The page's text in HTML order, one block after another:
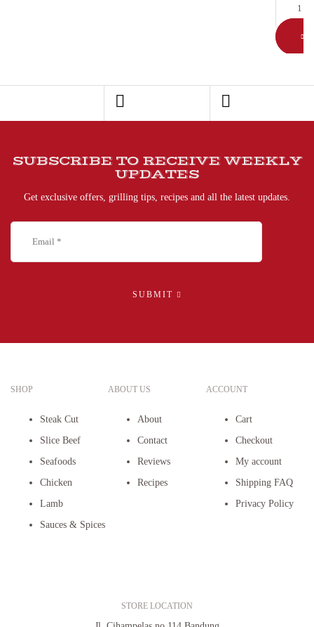
SUBSCRIBE TO RECEIVE WEEKLY
UPDATES
Get exclusive offers, grilling tips, recipes and all the latest updates.
SUBMIT
SHOP
Steak Cut
Slice Beef
Seafoods
Chicken
Lamb
Sauces & Spices
ABOUT US
About
Contact
Reviews
Recipes
ACCOUNT
Cart
Checkout
My account
Shipping FAQ
Privacy Policy
STORE LOCATION